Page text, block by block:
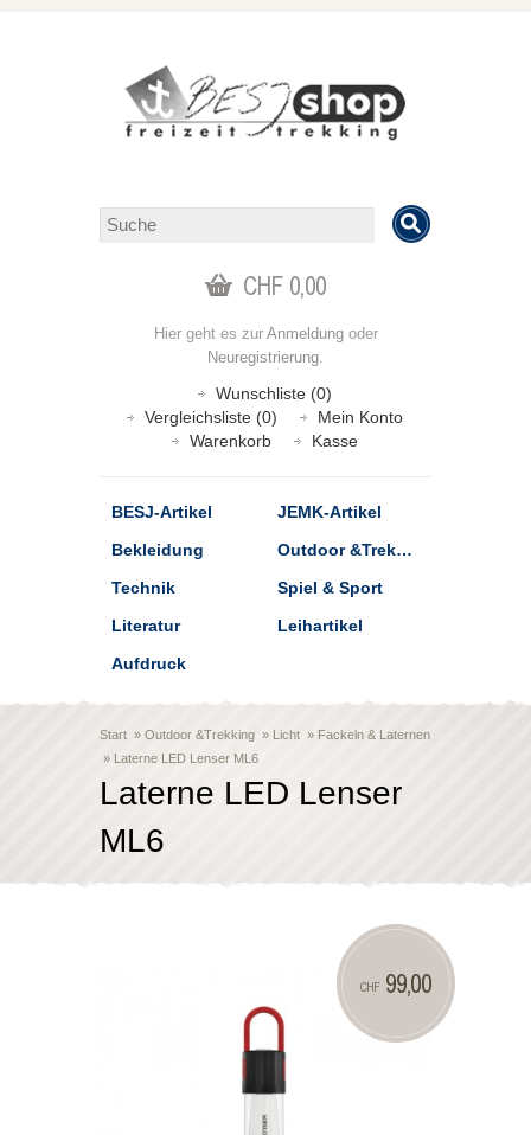
CHF 0,00
Hier geht es zur Anmeldungoder
Neuregistrierung.
Wunschliste (0)
Vergleichsliste (0)
Mein Konto
Warenkorb
Kasse
BESJ-Artikel
JEMK-Artikel
Bekleidung
Outdoor &Trekking
Technik
Spiel & Sport
Literatur
Leihartikel
Aufdruck
Start » Outdoor &Trekking » Licht » Fackeln & Laternen
» Laterne LED Lenser ML6
Laterne LED Lenser
ML6
CHF 99,00